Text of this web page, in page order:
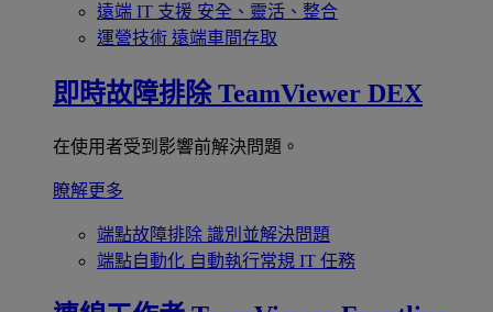
遠端 IT 支援 安全、靈活、整合
運營技術 遠端車間存取
即時故障排除 TeamViewer DEX
在使用者受到影響前解決問題。
瞭解更多
端點故障排除 識別並解決問題
端點自動化 自動執行常規 IT 任務